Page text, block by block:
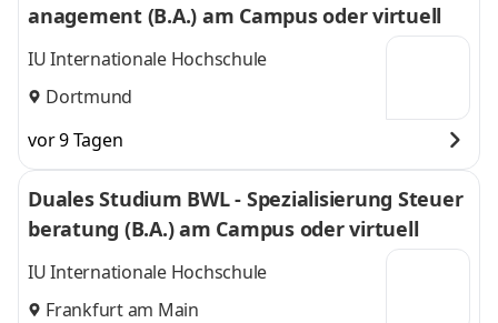
anagement (B.A.) am Campus oder virtuell
IU Internationale Hochschule
Dortmund
vor 9 Tagen
Duales Studium BWL - Spezialisierung Steuer
beratung (B.A.) am Campus oder virtuell
IU Internationale Hochschule
Frankfurt am Main